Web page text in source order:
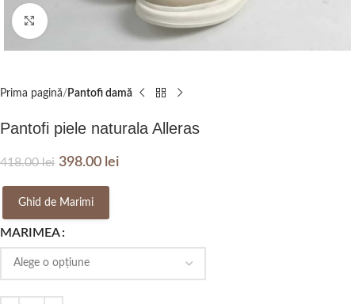
Click to enlarge
Prima pagină Pantofi damă
Pantofi piele naturala Alleras
418.00lei 398.00 lei
Ghid de Marimi
MARIMEA